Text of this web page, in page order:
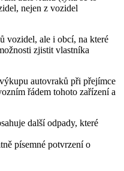
nejen z vozidel
vozidel, ale i obcí, na které
zjistit vlastníka
autovraků při přejímce
řádem tohoto zařízení a
další odpady, které
písemné potvrzení o